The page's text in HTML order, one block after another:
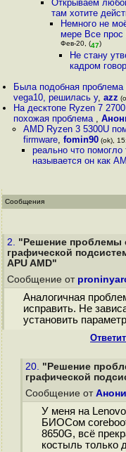
Открываем
там хотите
Немного не
мере Все прос
Фев-20, (47)
Не стану
кадром
Была подобная проблема
vega10, решилась у,azz
На десктопе Ryzen 7
похожая проблема ,
AMD Ryzen 3 5300U
firmware, fomin90(ok),
реально что
называется он как
Сообщения
2. "Решение проблемы
графической
APU AMD"
Сообщение от
Аналогичная
исправить. Не
установить
20. "Решение
графической
Сообщение от
У меня на
БИОСом
8650G, всё
костыль только